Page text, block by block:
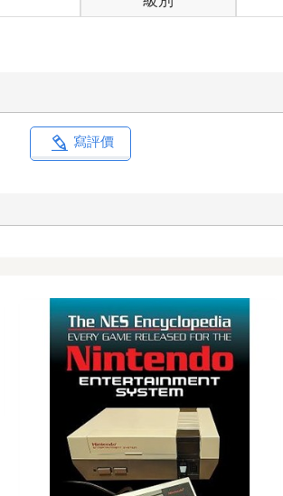
寫評價